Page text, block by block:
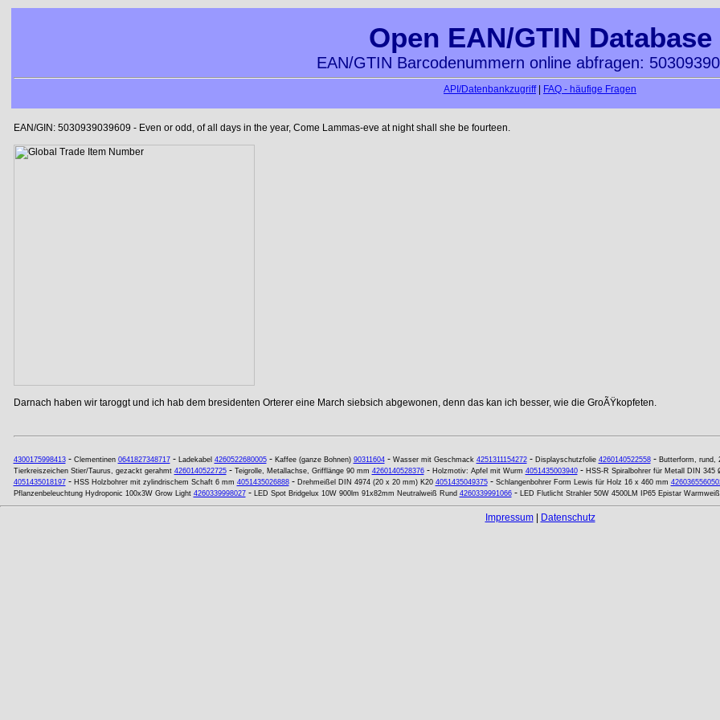
Open EAN/GTIN Database
EAN/GTIN Barcodenummern online abfragen:
API/Datenbankzugriff| FAQ - häufige Fragen
EAN/GIN: 5030939039609 - Even or odd, of all days in the year, Come Lammas-eve at night shall she be fourteen.
Darnach haben wir taroggt und ich hab dem bresidenten Orterer eine March siebsich abgewonen, denn das kan ich besser, wie die GroÃŸkopfeten.
4300175998413- Clementinen 0641827348717- Ladekabel 4260522680005- Kaffee (ganze Bohnen) 90311604- Wasser mit Geschmack 4251311154272- Displayschutzfolie 4260140522558- Butterform, rund,
Tierkreiszeichen Stier/Taurus, gezackt gerahmt 4260140522725- Teigrolle, Metallachse, Grifflänge 90 mm 4260140528376- Holzmotiv: Apfel mit Wurm 4051435003940- HSS-R Spiralbohrer für Metall DIN
4051435018197- HSS Holzbohrer mit zylindrischem Schaft 6 mm 4051435026888- Drehmeißel DIN 4974 (20 x 20 mm) K20 4051435049375- Schlangenbohrer Form Lewis für Holz 16 x 460 mm
Pflanzenbeleuchtung Hydroponic 100x3W Grow Light 4260339998027- LED Spot Bridgelux 10W 900lm 91x82mm Neutralweiß Rund 4260339991066- LED Flutlicht Strahler 50W 4500LM IP65 Epistar Warmweiß
Impressum| Datenschutz